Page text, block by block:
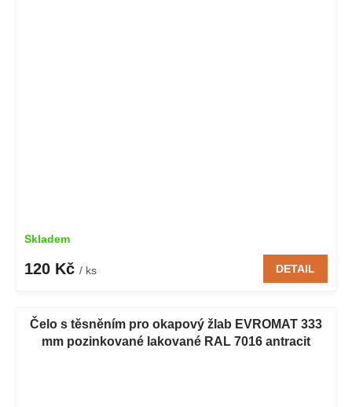
Skladem
120 Kč / ks DETAIL
Čelo s těsněním pro okapový žlab EVROMAT 333
mm pozinkované lakované RAL 7016 antracit